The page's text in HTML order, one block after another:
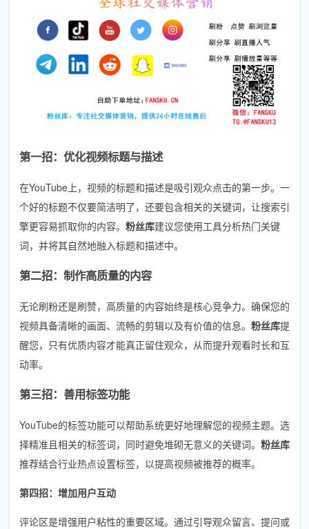
第一招：优化视频标题与描述
在YouTube上，视频的标题和描述是吸引观众点击的第一步。一
个好的标题不仅要简洁明了，还要包含相关的关键词，让搜索引
擎更容易抓取你的内容。 粉丝库建议您使用工具分析热门关键
词，并将其自然地融入标题和描述中。
第二招：制作高质量的内容
无论刷粉还是刷赞，高质量的内容始终是核心竞争力。确保您的
视频具备清晰的画面、流畅的剪辑以及有价值的信息。 粉丝库提
醒您，只有优质内容才能真正留住观众，从而提升观看时长和互
动率。
第三招：善用标签功能
YouTube的标签功能可以帮助系统更好地理解您的视频主题。选
择精准且相关的标签词，同时避免堆砌无意义的关键词。 粉丝库
推荐结合行业热点设置标签，以提高视频被推荐的概率。
第四招：增加用户互动
评论区是增强用户粘性的重要区域。通过引导观众留言、提问或